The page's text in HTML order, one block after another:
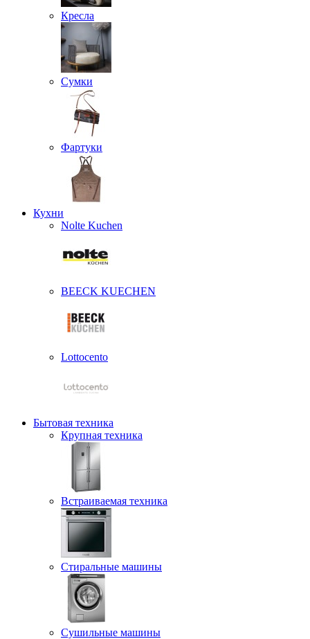
Кресла
Сумки
Фартуки
Кухни
Nolte Kuchen
BEECK KUECHEN
Lottocento
Бытовая техника
Крупная техника
Встраиваемая техника
Стиральные машины
Сушильные машины